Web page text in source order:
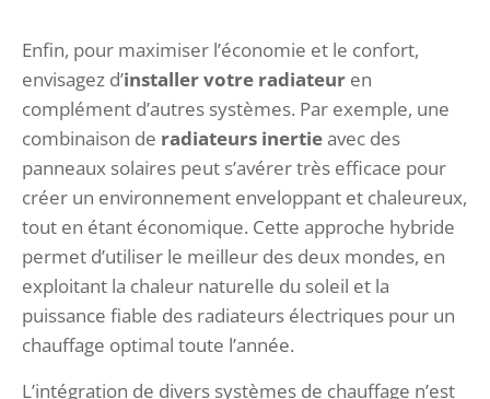
Enfin, pour maximiser l’économie et le confort,
envisagez d’installer votre radiateur en
complément d’autres systèmes. Par exemple, une
combinaison de radiateurs inertieavec des
panneaux solaires peut s’avérer très efficace pour
créer un environnement enveloppant et chaleureux,
tout en étant économique. Cette approche hybride
permet d’utiliser le meilleur des deux mondes, en
exploitant la chaleur naturelle du soleil et la
puissance fiable des radiateurs électriques pour un
chauffage optimal toute l’année.
L’intégration de divers systèmes de chauffage n’est